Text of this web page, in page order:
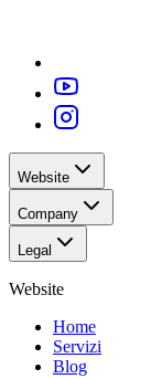
Website
Company
Legal
Website
Home
Servizi
Blog